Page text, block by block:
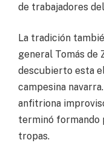
de trabajadores
La tradición
general Tomás de
descubierto esta
campesina
anfitriona
terminó formando
tropas.